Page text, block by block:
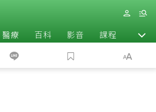
醫療 百科 影音 課程 退休